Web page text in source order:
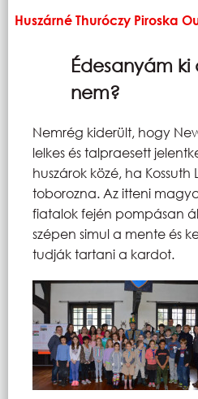
Huszárné Thuróczy Piroska
Édesanyám ki
nem?
Nemrég kiderült, hogy
lelkes és talpraesett
huszárok közé, ha Kossuth
toborozna. Az itteni
fiatalok fején pompásan
szépen simul a mente és
tudják tartani a kardot.